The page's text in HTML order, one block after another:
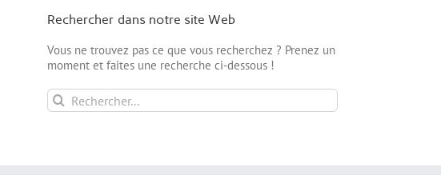
Rechercher dans notre site Web
Vous ne trouvez pas ce que vous recherchez ? Prenez un
moment et faites une recherche ci-dessous !
Rechercher: